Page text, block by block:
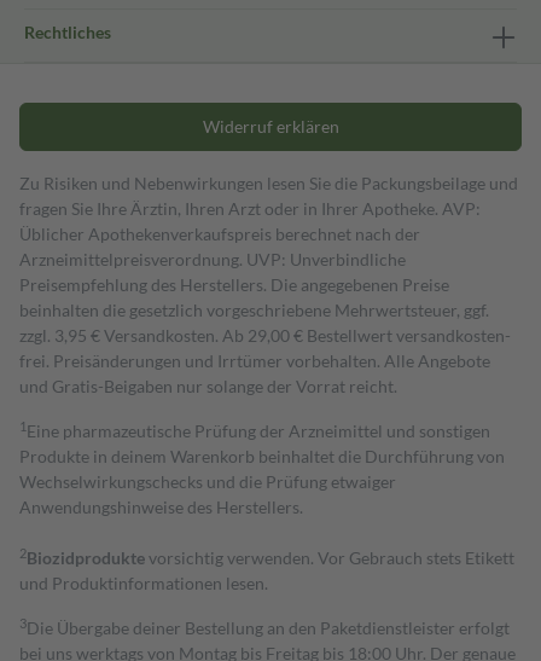
Rechtliches
Widerruf erklären
Zu Risiken und Nebenwirkungen lesen Sie die Packungsbeilage und
fragen Sie Ihre Ärztin, Ihren Arzt oder in Ihrer Apotheke. AVP:
Üblicher Apothekenverkaufspreis berechnet nach der
Arzneimittelpreisverordnung. UVP: Unverbindliche
Preisempfehlung des Herstellers. Die angegebenen Preise
beinhalten die gesetzlich vorgeschriebene Mehrwertsteuer, ggf.
zzgl. 3,95 € Versandkosten. Ab 29,00 € Bestell­wert versand­kosten­
frei. Preisänderungen und Irrtümer vorbehalten. Alle Angebote
und Gratis-Beigaben nur solange der Vorrat reicht.
1 Eine pharmazeutische Prüfung der Arzneimittel und sonstigen
Produkte in deinem Warenkorb beinhaltet die Durchführung von
Wechselwirkungschecks und die Prüfung etwaiger
Anwendungshinweise des Herstellers.
2Biozidproduktevorsichtig verwenden. Vor Gebrauch stets Etikett
und Produktinformationen lesen.
3Die Übergabe deiner Bestellung an den Paketdienstleister erfolgt
bei uns werktags von Montag bis Freitag bis 18:00 Uhr. Der genaue